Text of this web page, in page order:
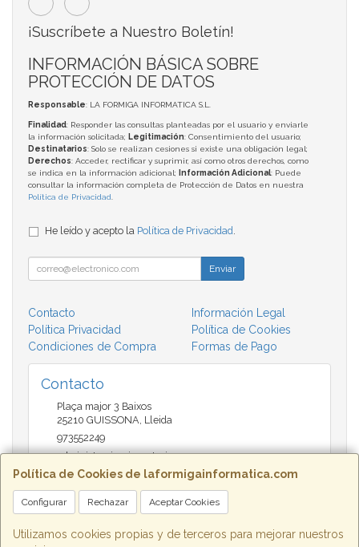
Política de Cookies de laformigainformatica.com
Configurar Rechazar Aceptar Cookies
Utilizamos cookies propias y de terceros para mejorar nuestros
¡Suscríbete a Nuestro Boletín!
INFORMACIÓN BÁSICA SOBRE
PROTECCIÓN DE DATOS
Responsable: LA FORMIGA INFORMATICA S.L.
Finalidad: Responder las consultas planteadas por el usuario y enviarle
la información solicitada; Legitimación: Consentimiento del usuario;
Destinatarios: Solo se realizan cesiones si existe una obligación legal;
Derechos: Acceder, rectificar y suprimir, así como otros derechos, como
se indica en la información adicional;
Información Adicional: Puede
consultar la información completa de Protección de Datos en nuestra
Política de Privacidad
He leído y acepto la Política de Privacidad
Enviar
Contacto
Información Legal
Política Privacidad
Política de Cookies
Condiciones de Compra
Formas de Pago
Contacto
Plaça major 3 Baixos
25210 GUISSONA Lleida
973552249
administracio@insectari.com
Horario
Matí de 9 a 13:30 - Tarda 17 a 20:30